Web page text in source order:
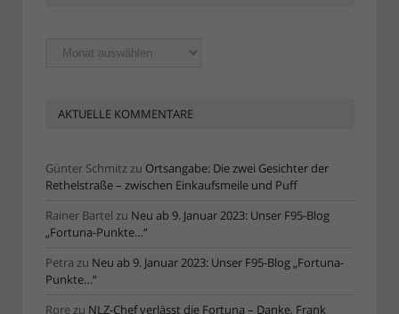
Ältere
Artikel
AKTUELLE KOMMENTARE
Günter Schmitzzu Ortsangabe: Die zwei Gesichter der
Rethelstraße – zwischen Einkaufsmeile und Puff
Rainer Bartel zu Neu ab 9. Januar 2023: Unser F95-Blog
„Fortuna-Punkte…“
Petra zu Neu ab 9. Januar 2023: Unser F95-Blog „Fortuna-
Punkte…“
Rorezu NLZ-Chef verlässt die Fortuna – Danke, Frank